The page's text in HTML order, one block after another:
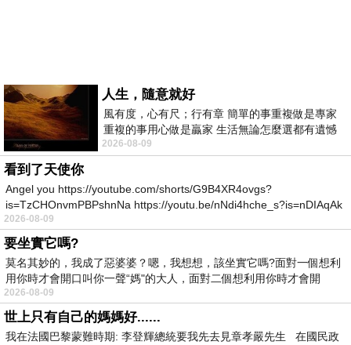
人生，隨意就好
風有度，心有尺；行有章 簡單的事重複做是專家
重複的事用心做是贏家 生活無論怎麼選都有遺憾
所以開心就好 生活不會辜負認真
2026-08-09
看到了天使你
Angel you https://youtube.com/shorts/G9B4XR4ovgs?
is=TzCHOnvmPBPshnNa https://youtu.be/nNdi4hche_s?is=nDIAqAk
2026-08-09
要坐實它嗎?
莫名其妙的，我成了惡婆婆？嗯，我想想，該坐實它嗎?面對一個想利
用你時才會開口叫你一聲“媽"的大人，面對二個想利用你時才會開
2026-08-09
世上只有自己的媽媽好......
我在法國巴黎蒙難時期: 李登輝總統要我先去見章孝嚴先生 在國民政